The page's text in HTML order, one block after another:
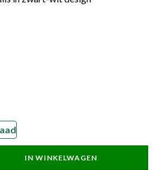
IN WINKELWAGEN